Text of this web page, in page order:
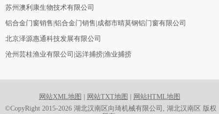
苏州澳利康生物技术有限公司
铝合金门窗销售|铝合金门销售|成都市晴莫钢铝门窗有限公司
北京泽源惠通科技发展有限公司
沧州芸桂渔业有限公司|远洋捕捞|渔业捕捞
网站XML地图 网站TXT地图
网站HTML地图
©CopyRight 2015-2026 湖北汉南区向琦机械有限公司, 湖北汉南区 版权